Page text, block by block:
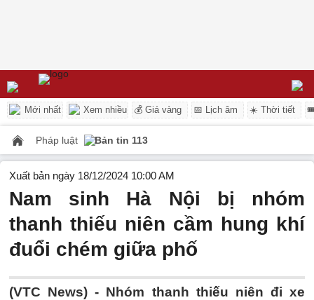
Mới nhất Xem nhiều 💰 Giá vàng 📅 Lịch âm ☀️ Thời tiết
Pháp luật Bản tin 113
Xuất bản ngày 18/12/2024 10:00 AM
Nam sinh Hà Nội bị nhóm
thanh thiếu niên cầm hung khí
đuổi chém giữa phố
(VTC News) - Nhóm thanh thiếu niên đi xe